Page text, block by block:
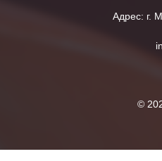
Адрес: г.
©